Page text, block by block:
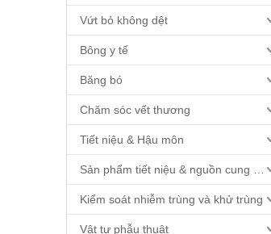
Vứt bỏ không dệt
Bông y tế
Băng bó
Chăm sóc vết thương
Tiết niệu & Hậu môn
Kiểm soát nhiễm trùng và khử trùng
Vật tư phẫu thuật